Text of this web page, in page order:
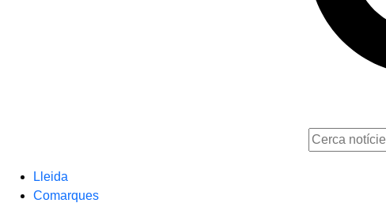
Lleida
Comarques